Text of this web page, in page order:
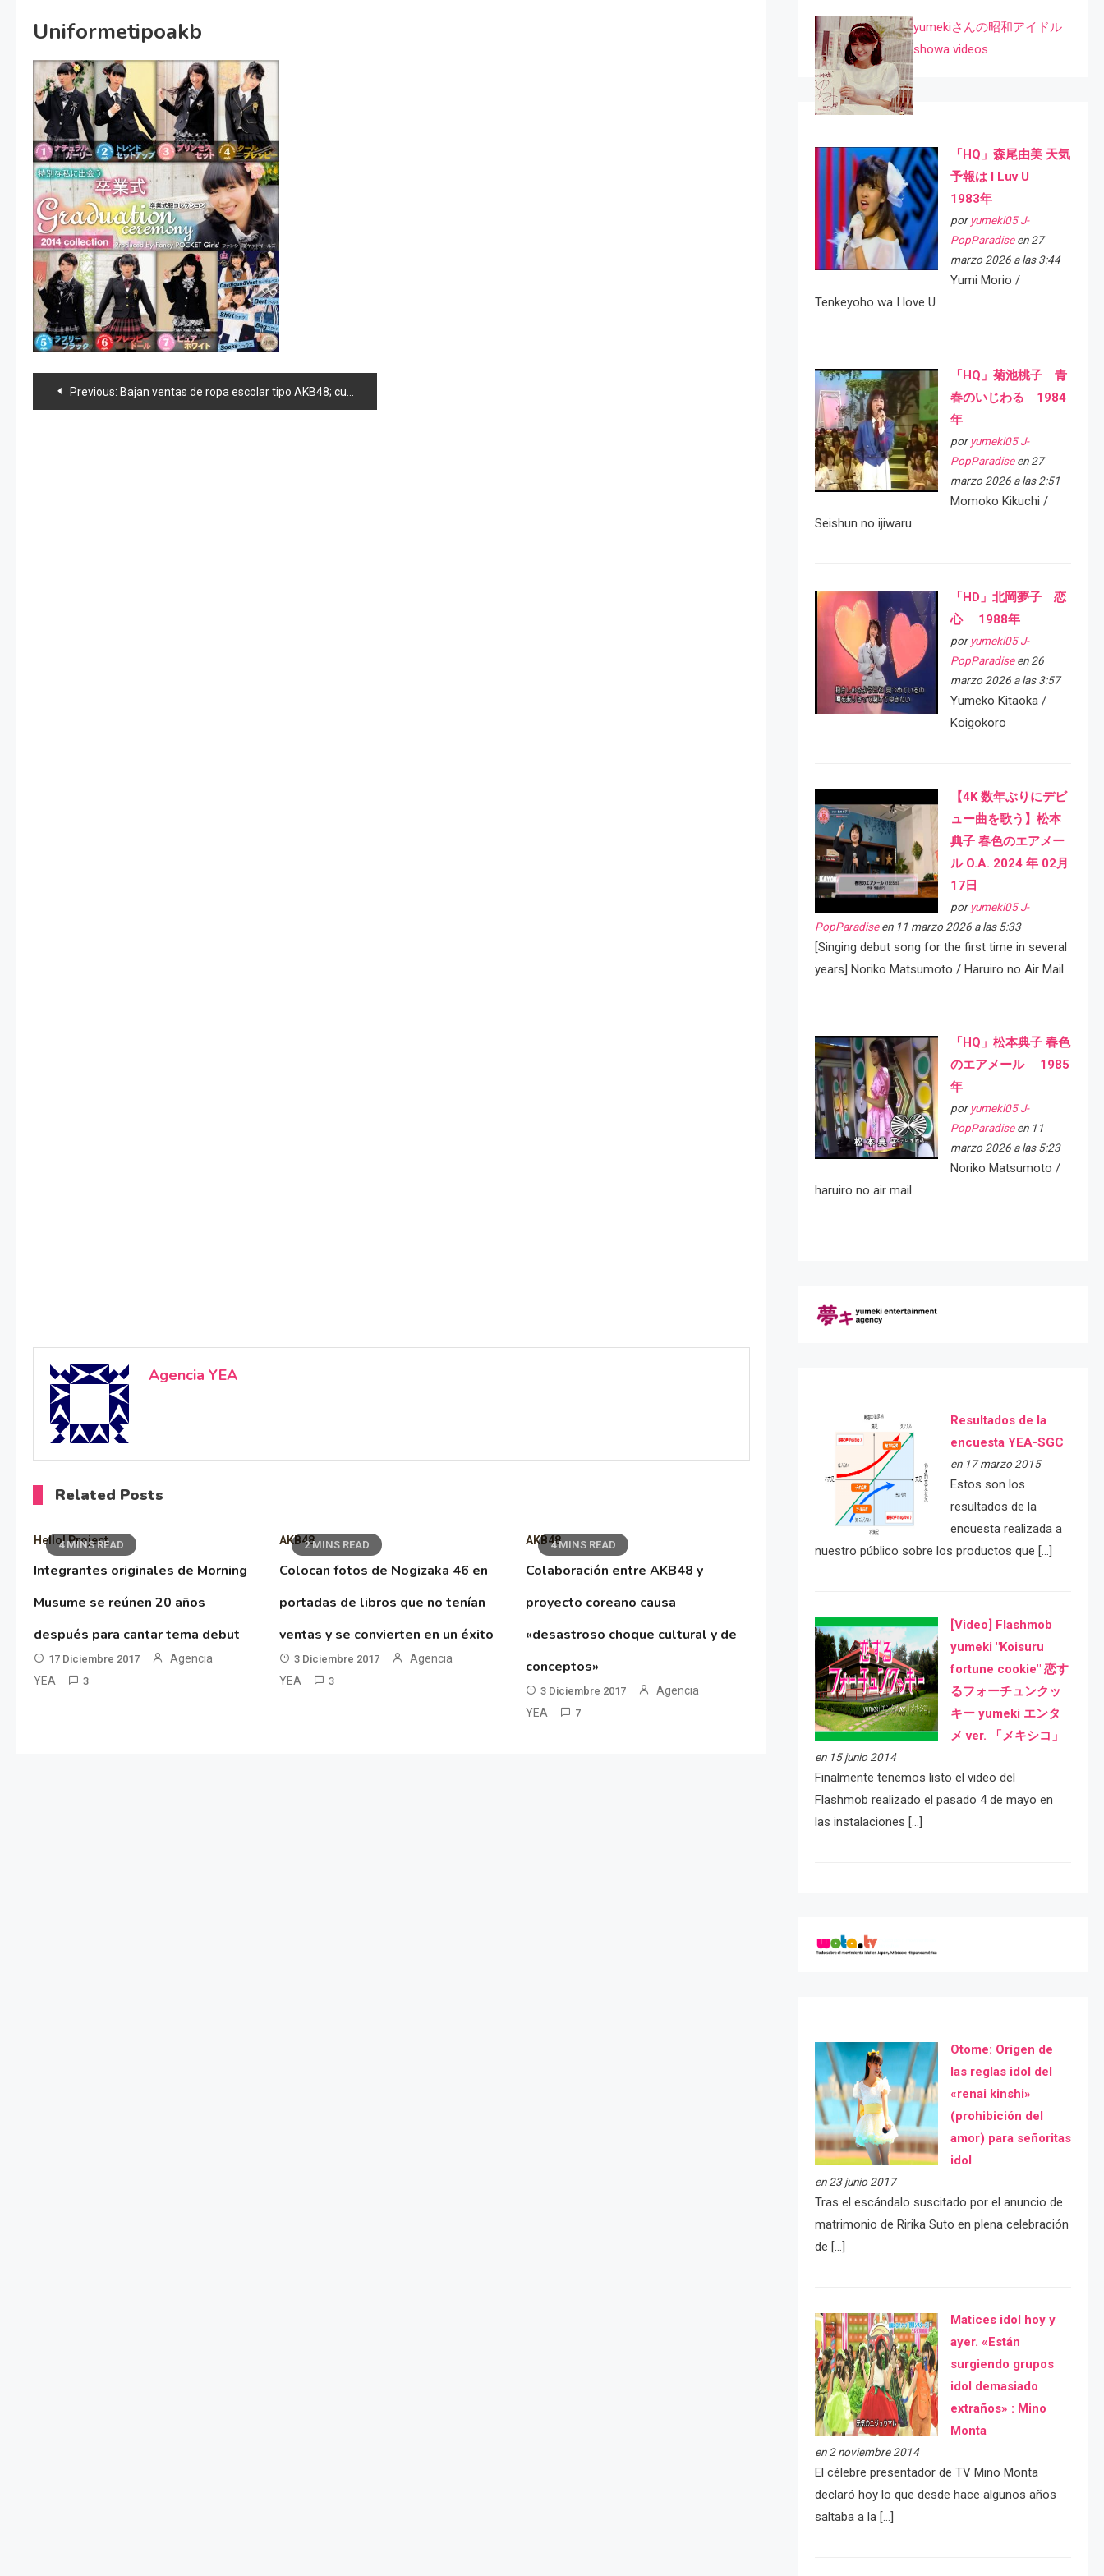
Uniformetipoakb
Navegación
Previous: Bajan ventas de ropa escolar tipo AKB48; culpan a «Kintaro»
Agencia YEA
Related Posts
4 MINS READ
Hello! Project
Integrantes originales de Morning
Musume se reúnen 20 años
después para cantar tema debut
17 Diciembre 2017
Agencia
YEA
3
2 MINS READ
AKB48
Colocan fotos de Nogizaka 46 en
portadas de libros que no tenían
ventas y se convierten en un éxito
3 Diciembre 2017
Agencia
YEA
3
4 MINS READ
AKB48
Colaboración entre AKB48 y
proyecto coreano causa
«desastroso choque cultural y de
conceptos»
3 Diciembre 2017
Agencia
YEA
7
yumekiさんの昭和アイドル
showa videos
「HQ」森尾由美 天気
予報は I Luv U
1983年
por yumeki05 J-
PopParadiseen 27
marzo 2026 a las 3:44
Yumi Morio /
Tenkeyoho wa I love U
「HQ」菊池桃子 青
春のいじわる 1984
年
por yumeki05 J-
PopParadiseen 27
marzo 2026 a las 2:51
Momoko Kikuchi /
Seishun no ijiwaru
「HD」北岡夢子 恋
心 1988年
por yumeki05 J-
PopParadiseen 26
marzo 2026 a las 3:57
Yumeko Kitaoka /
Koigokoro
【4K 数年ぶりにデビ
ュー曲を歌う】松本
典子 春色のエアメー
ル O.A. 2024 年 02月
17日
por yumeki05 J-
PopParadiseen 11 marzo 2026 a las 5:33
[Singing debut song for the first time in several
years] Noriko Matsumoto / Haruiro no Air Mail
「HQ」松本典子 春色
のエアメール 1985
年
por yumeki05 J-
PopParadiseen 11
marzo 2026 a las 5:23
Noriko Matsumoto /
haruiro no air mail
Resultados de la
encuesta YEA-SGC
en 17 marzo 2015
Estos son los
resultados de la
encuesta realizada a
nuestro público sobre los productos que […]
[Video] Flashmob
yumeki "Koisuru
fortune cookie" 恋す
るフォーチュンクッ
キー yumeki エンタ
メ ver. 「メキシコ」
en 15 junio 2014
Finalmente tenemos listo el video del
Flashmob realizado el pasado 4 de mayo en
las instalaciones […]
Otome: Orígen de
las reglas idol del
«renai kinshi»
(prohibición del
amor) para señoritas
idol
en 23 junio 2017
Tras el escándalo suscitado por el anuncio de
matrimonio de Ririka Suto en plena celebración
de […]
Matices idol hoy y
ayer. «Están
surgiendo grupos
idol demasiado
extraños» : Mino
Monta
en 2 noviembre 2014
El célebre presentador de TV Mino Monta
declaró hoy lo que desde hace algunos años
saltaba a la […]